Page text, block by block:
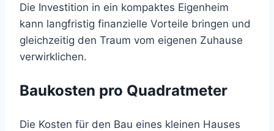
Die Investition in ein kompaktes Eigenheim
kann langfristig finanzielle Vorteile bringen und
gleichzeitig den Traum vom eigenen Zuhause
verwirklichen.
Baukosten pro Quadratmeter
Die Kosten für den Bau eines kleinen Hauses